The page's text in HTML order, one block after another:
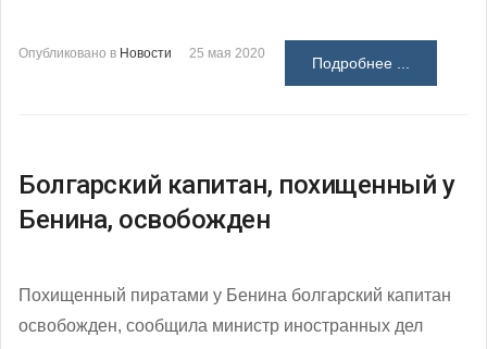
Опубликовано в Новости 25 мая 2020
Подробнее ...
Болгарский капитан, похищенный у
Бенина, освобожден
Похищенный пиратами у Бенина болгарский капитан
освобожден, сообщила министр иностранных дел